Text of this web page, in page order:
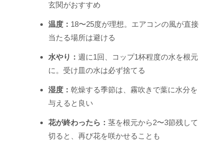
玄関がおすすめ
温度： 18〜25度が理想。エアコンの風が直接
当たる場所は避ける
水やり： 週に1回、コップ1杯程度の水を根元
に。受け皿の水は必ず捨てる
湿度： 乾燥する季節は、霧吹きで葉に水分を
与えると良い
花が終わったら： 茎を根元から2〜3節残して
切ると、再び花を咲かせることも